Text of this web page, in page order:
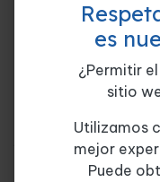
Unidad 4.
depósitos,
Objetivos
1.Saber que es el
destino y depósito
es
¿Permitir
sitio
Utilizamos
mejor
Puede